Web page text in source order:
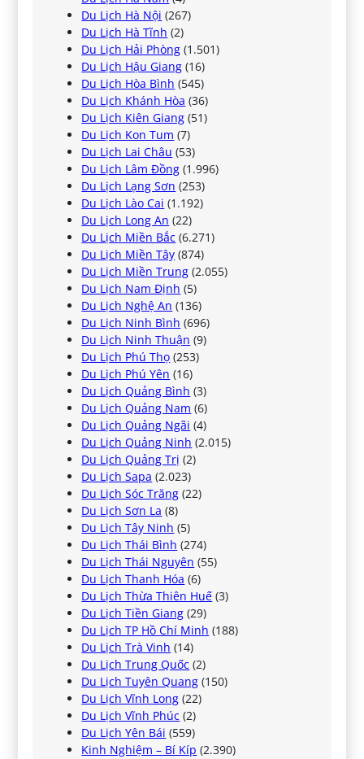
Du Lịch Hà Nội (267)
Du Lịch Hà Tĩnh (2)
Du Lịch Hải Phòng (1.501)
Du Lịch Hậu Giang (16)
Du Lịch Hòa Bình (545)
Du Lịch Khánh Hòa (36)
Du Lịch Kiên Giang (51)
Du Lịch Kon Tum (7)
Du Lịch Lai Châu (53)
Du Lịch Lâm Đồng (1.996)
Du Lịch Lạng Sơn (253)
Du Lịch Lào Cai (1.192)
Du Lịch Long An (22)
Du Lịch Miền Bắc (6.271)
Du Lịch Miền Tây (874)
Du Lịch Miền Trung (2.055)
Du Lịch Nam Định (5)
Du Lịch Nghệ An (136)
Du Lịch Ninh Bình (696)
Du Lịch Ninh Thuận (9)
Du Lịch Phú Thọ (253)
Du Lịch Phú Yên (16)
Du Lịch Quảng Bình (3)
Du Lịch Quảng Nam (6)
Du Lịch Quảng Ngãi (4)
Du Lịch Quảng Ninh (2.015)
Du Lịch Quảng Trị (2)
Du Lịch Sapa (2.023)
Du Lịch Sóc Trăng (22)
Du Lịch Sơn La (8)
Du Lịch Tây Ninh (5)
Du Lịch Thái Bình (274)
Du Lịch Thái Nguyên (55)
Du Lịch Thanh Hóa (6)
Du Lịch Thừa Thiên Huế (3)
Du Lịch Tiền Giang (29)
Du Lịch TP Hồ Chí Minh (188)
Du Lịch Trà Vinh (14)
Du Lịch Trung Quốc (2)
Du Lịch Tuyên Quang (150)
Du Lịch Vĩnh Long (22)
Du Lịch Vĩnh Phúc (2)
Du Lịch Yên Bái (559)
Kinh Nghiệm – Bí Kíp (2.390)